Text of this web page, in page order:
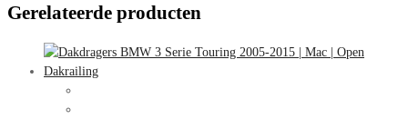
Gerelateerde producten